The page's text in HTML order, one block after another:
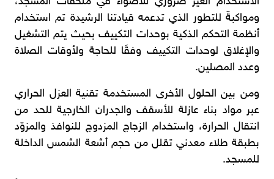
ومواكبةّ للتطور الذي تدعمه قيادتنا الرشيدة تم استخدام
أنظمة التحكم الذكية بوحدات التكييف بحيث يتم التشغيل
والإغلاق لوحدات التكييف وفقًا للحاجة ولأوقات الصلاة
وعدد المصلين.
ومن بين الحلول الأخرى المستخدمة تقنية العزل الحراري
عبر مواد بناء عازلة للأسقف والجدران الخارجية للحد من
انتقال الحرارة، واستخدام الزجاج المزدوج للنوافذ والمزوّد
بطبقة طلاء معدني تقلل من حجم أشعة الشمس الداخلة
للمسجد.